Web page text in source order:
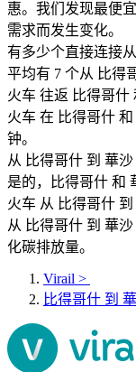
惠。我们发现最便
需求而发生变化。
有多少个直接连接
平均有 7 个从 比得
火车 往返 比得哥什
火车 在 比得哥什
钟。
从 比得哥什 到 華沙
是的，比得哥什 和
火车 从 比得哥什
从 比得哥什 到 華
化碳排放量。
Virail >
比得哥什 到